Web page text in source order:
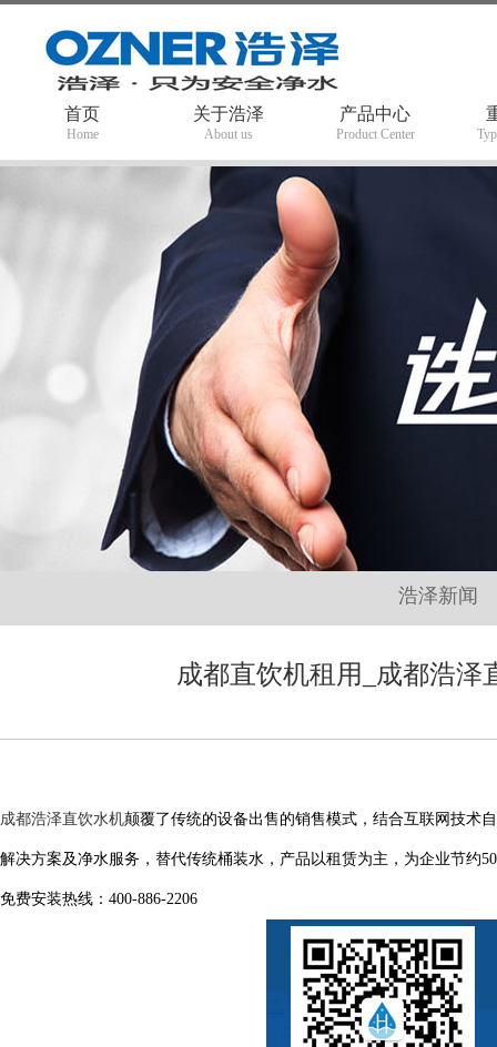
首页
Home
关于浩泽
About us
产品中心
Product Center
浩泽新闻
成都直饮机租用_成都浩泽
成都浩泽直饮水机颠覆了传统的设备出售的销售模式，结合互联网技术
解决方案及净水服务，替代传统桶装水，产品以租赁为主，为企业节约
免费安装热线：400-886-2206